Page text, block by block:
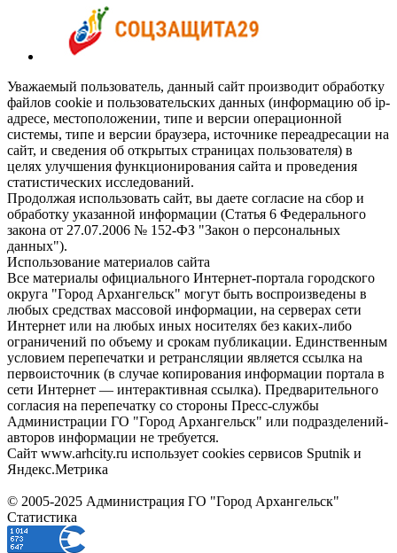
Уважаемый пользователь, данный сайт производит обработку
файлов cookie и пользовательских данных (информацию об ip-
адресе, местоположении, типе и версии операционной
системы, типе и версии браузера, источнике переадресации на
сайт, и сведения об открытых страницах пользователя) в
целях улучшения функционирования сайта и проведения
статистических исследований.
Продолжая использовать сайт, вы даете согласие на сбор и
обработку указанной информации (Статья 6 Федерального
закона от 27.07.2006 № 152-ФЗ "Закон о персональных
данных").
Использование материалов сайта
Все материалы официального Интернет-портала городского
округа "Город Архангельск" могут быть воспроизведены в
любых средствах массовой информации, на серверах сети
Интернет или на любых иных носителях без каких-либо
ограничений по объему и срокам публикации. Единственным
условием перепечатки и ретрансляции является ссылка на
первоисточник (в случае копирования информации портала в
сети Интернет — интерактивная ссылка). Предварительного
согласия на перепечатку со стороны Пресс-службы
Администрации ГО "Город Архангельск" или подразделений-
авторов информации не требуется.
Сайт www.arhcity.ru использует cookies сервисов Sputnik и
Яндекс.Метрика
© 2005-2025 Администрация ГО "Город Архангельск"
Статистика